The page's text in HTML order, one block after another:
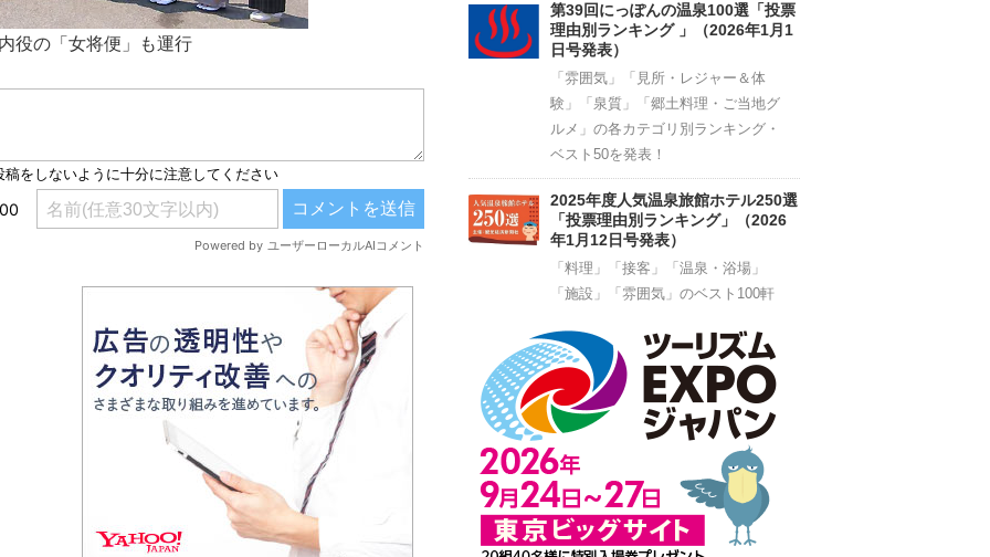
役の「女将便」も運行
第39回にっぽんの温泉100選「投票
理由別ランキング 」（2026年1月1
日号発表）
「雰囲気」「見所・レジャー＆体
験」「泉質」「郷土料理・ご当地グ
ルメ」の各カテゴリ別ランキング・
ベスト50を発表！
2025年度人気温泉旅館ホテル250選
「投票理由別ランキング」（2026
年1月12日号発表）
「料理」「接客」「温泉・浴場」
「施設」「雰囲気」のベスト100軒